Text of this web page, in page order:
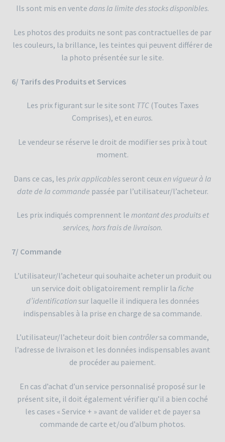
Ils sont mis en vente dans la limite des stocks disponibles.
Les photos des produits ne sont pas contractuelles de par
les couleurs, la brillance, les teintes qui peuvent différer de
la photo présentée sur le site.
6/ Tarifs des Produits et Services
Les prix figurant sur le site sont TTC(Toutes Taxes
Comprises), et en euros.
Le vendeur se réserve le droit de modifier ses prix à tout
moment.
Dans ce cas, les prix applicablesseront ceuxen vigueur à la
date de la commande passée par l’utilisateur/l’acheteur.
Les prix indiqués comprennent le montant des produits et
services, hors frais de livraison.
7/ Commande
L’utilisateur/l’acheteur qui souhaite acheter un produit ou
un service doit obligatoirement remplir la fiche
d’identificationsur laquelle il indiquera les données
indispensables à la prise en charge de sa commande.
L’utilisateur/l’acheteur doit bien contrôlersa commande,
l’adresse de livraison et les données indispensables avant
de procéder au paiement.
En cas d’achat d’un service personnalisé proposé sur le
présent site, il doit également vérifier qu’il a bien coché
les cases « Service + » avant de valider et de payer sa
commande de carte et/ou d’album photos.